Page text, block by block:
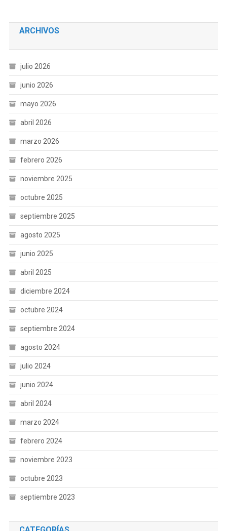
ARCHIVOS
julio 2026
junio 2026
mayo 2026
abril 2026
marzo 2026
febrero 2026
noviembre 2025
octubre 2025
septiembre 2025
agosto 2025
junio 2025
abril 2025
diciembre 2024
octubre 2024
septiembre 2024
agosto 2024
julio 2024
junio 2024
abril 2024
marzo 2024
febrero 2024
noviembre 2023
octubre 2023
septiembre 2023